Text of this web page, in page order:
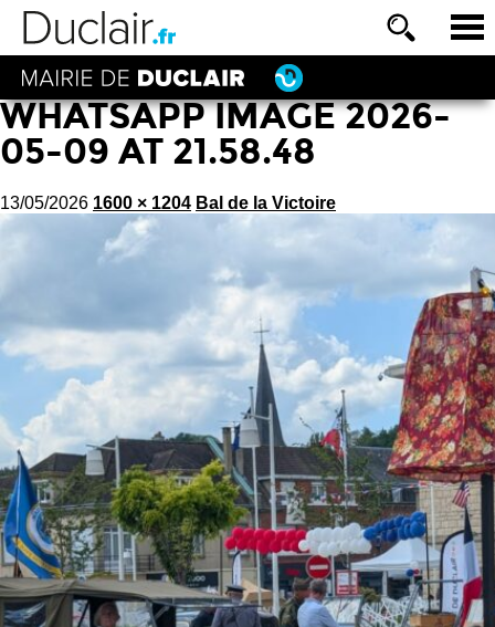
WHATSAPP IMAGE 2026-
05-09 AT 21.58.48
13/05/2026 1600 × 1204 Bal de la Victoire